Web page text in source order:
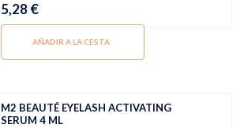
5,28 €
AÑADIR A LA CESTA
M2 BEAUTÉ EYELASH ACTIVATING
SERUM 4 ML